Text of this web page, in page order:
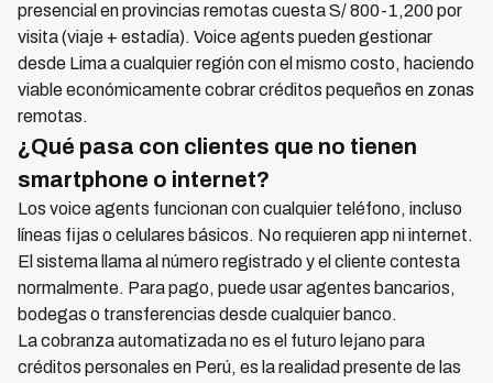
presencial en provincias remotas cuesta S/ 800-1,200 por
visita (viaje + estadía). Voice agents pueden gestionar
desde Lima a cualquier región con el mismo costo, haciendo
viable económicamente cobrar créditos pequeños en zonas
remotas.
¿Qué pasa con clientes que no tienen
smartphone o internet?
Los voice agents funcionan con cualquier teléfono, incluso
líneas fijas o celulares básicos. No requieren app ni internet.
El sistema llama al número registrado y el cliente contesta
normalmente. Para pago, puede usar agentes bancarios,
bodegas o transferencias desde cualquier banco.
La cobranza automatizada no es el futuro lejano para
créditos personales en Perú, es la realidad presente de las